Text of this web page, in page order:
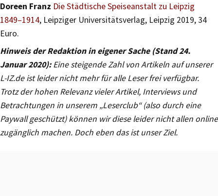
Doreen Franz Die Städtische Speiseanstalt zu Leipzig
1849–1914, Leipziger Universitätsverlag, Leipzig 2019, 34
Euro.
Hinweis der Redaktion in eigener Sache (Stand 24.
Januar 2020):Eine steigende Zahl von Artikeln auf unserer
L-IZ.de ist leider nicht mehr für alle Leser frei verfügbar.
Trotz der hohen Relevanz vieler Artikel, Interviews und
Betrachtungen in unserem „Leserclub“ (also durch eine
Paywall geschützt) können wir diese leider nicht allen online
zugänglich machen. Doch eben das ist unser Ziel.